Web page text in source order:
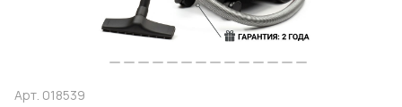
Арт. 018539